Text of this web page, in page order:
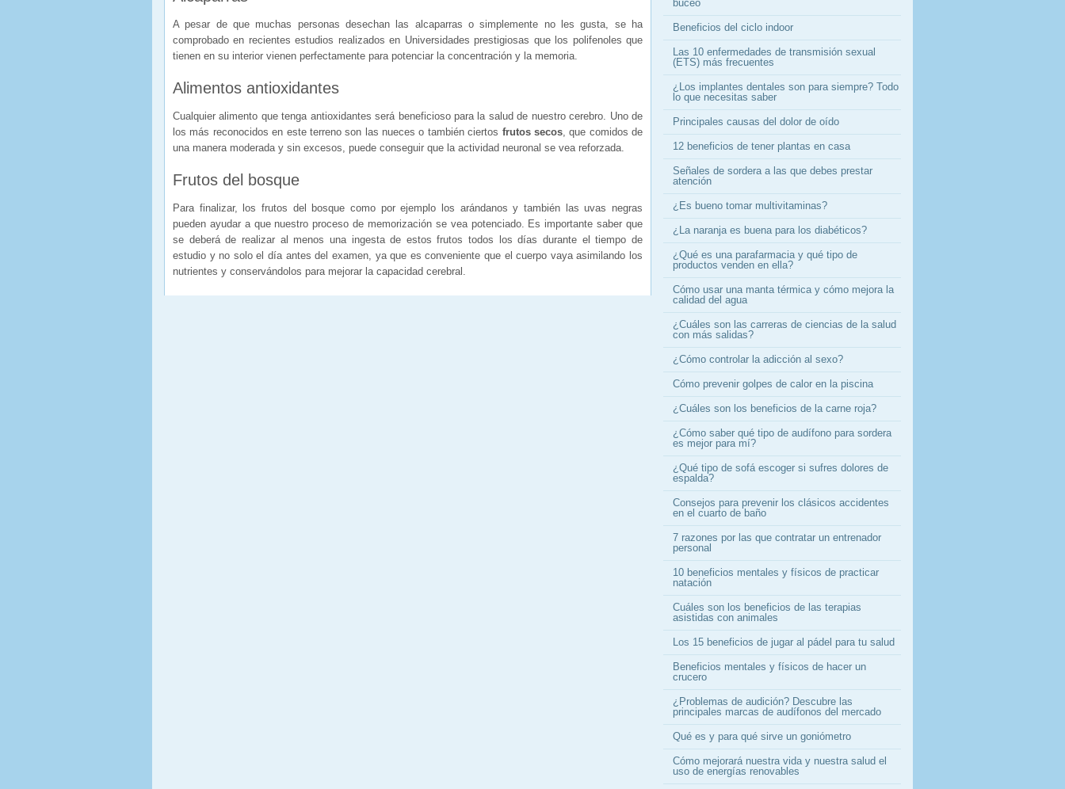
A pesar de que muchas personas desechan las alcaparras o simplemente no les gusta, se ha
comprobado en recientes estudios realizados en Universidades prestigiosas que los polifenoles que
tienen en su interior vienen perfectamente para potenciar la concentración y la memoria.
Alimentos antioxidantes
Cualquier alimento que tenga antioxidantes será beneficioso para la salud de nuestro cerebro. Uno de
los más reconocidos en este terreno son las nueces o también ciertos frutos secos, que comidos de
una manera moderada y sin excesos, puede conseguir que la actividad neuronal se vea reforzada.
Frutos del bosque
Para finalizar, los frutos del bosque como por ejemplo los arándanos y también las uvas negras
pueden ayudar a que nuestro proceso de memorización se vea potenciado. Es importante saber que
se deberá de realizar al menos una ingesta de estos frutos todos los días durante el tiempo de
estudio y no solo el día antes del examen, ya que es conveniente que el cuerpo vaya asimilando los
nutrientes y conservándolos para mejorar la capacidad cerebral.
buceo
Beneficios del ciclo indoor
Las 10 enfermedades de transmisión sexual
(ETS) más frecuentes
¿Los implantes dentales son para siempre? Todo
lo que necesitas saber
Principales causas del dolor de oído
12 beneficios de tener plantas en casa
Señales de sordera a las que debes prestar
atención
¿Es bueno tomar multivitaminas?
¿La naranja es buena para los diabéticos?
¿Qué es una parafarmacia y qué tipo de
productos venden en ella?
Cómo usar una manta térmica y cómo mejora la
calidad del agua
¿Cuáles son las carreras de ciencias de la salud
con más salidas?
¿Cómo controlar la adicción al sexo?
Cómo prevenir golpes de calor en la piscina
¿Cuáles son los beneficios de la carne roja?
¿Cómo saber qué tipo de audífono para sordera
es mejor para mí?
¿Qué tipo de sofá escoger si sufres dolores de
espalda?
Consejos para prevenir los clásicos accidentes
en el cuarto de baño
7 razones por las que contratar un entrenador
personal
10 beneficios mentales y físicos de practicar
natación
Cuáles son los beneficios de las terapias
asistidas con animales
Los 15 beneficios de jugar al pádel para tu salud
Beneficios mentales y físicos de hacer un
crucero
¿Problemas de audición? Descubre las
principales marcas de audífonos del mercado
Qué es y para qué sirve un goniómetro
Cómo mejorará nuestra vida y nuestra salud el
uso de energías renovables